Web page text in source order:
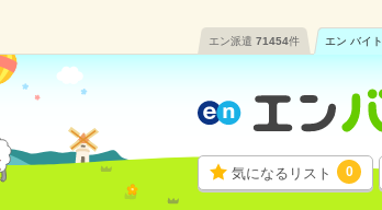
エン派遣 71454件 エン バイト
気になるリスト 0